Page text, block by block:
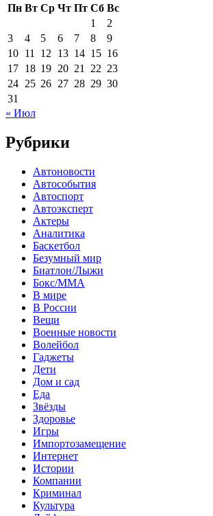
Пн Вт Ср Чт Пт Сб Вс
1
2
3
4 5 6 7 8
9
10 11 12 13 14 15 16
17 18 19 20 21 22 23
24 25 26 27 28 29 30
31
« Июл
Рубрики
Автоновости
Автособытия
Автоспорт
Автоэксперт
Актеры
Аналитика
Баскетбол
Безумный мир
Биатлон/Лыжи
Бокс/MMA
В мире
В России
Вещи
Военные новости
Волейбол
Гаджеты
Дети
Дом и сад
Еда
Звёзды
Здоровье
Игры
Импортозамещение
Интернет
Истории
Компании
Криминал
Культура